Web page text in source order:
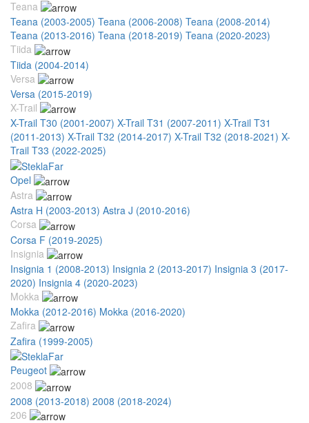
Teana
Teana (2003-2005) Teana (2006-2008) Teana (2008-2014)
Teana (2013-2016) Teana (2018-2019) Teana (2020-2023)
Tiida
Tiida (2004-2014)
Versa
Versa (2015-2019)
X-Trail
X-Trail T30 (2001-2007) X-Trail T31 (2007-2011) X-Trail T31
(2011-2013) X-Trail T32 (2014-2017) X-Trail T32 (2018-2021) X-
Trail T33 (2022-2025)
Opel
Astra
Astra H (2003-2013) Astra J (2010-2016)
Corsa
Corsa F (2019-2025)
Insignia
Insignia 1 (2008-2013) Insignia 2 (2013-2017) Insignia 3 (2017-
2020) Insignia 4 (2020-2023)
Mokka
Mokka (2012-2016) Mokka (2016-2020)
Zafira
Zafira (1999-2005)
Peugeot
2008
2008 (2013-2018) 2008 (2018-2024)
206